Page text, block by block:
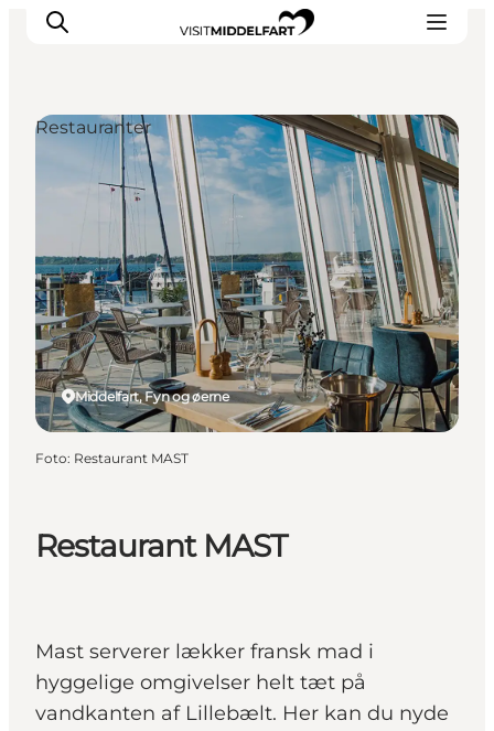
Oplevelser
Mad og drikke
Overnatning
Det Sker
Book oplevelse
Møde og Konference
Restaurant MAST
Mast serverer lækker fransk mad i
hyggelige omgivelser helt tæt på
vandkanten af Lillebælt. Her kan du nyde
Middelfart, Fyn og øerne
Restauranter
Foto: Restaurant MAST